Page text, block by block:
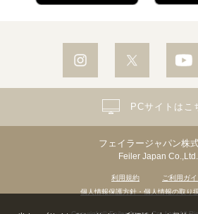
フェイラージャパン株
Feiler Japan Co.,Ltd.
利用規約
ご利用ガイ
個人情報保護方針・個人情報の取り
PCサイトはこ